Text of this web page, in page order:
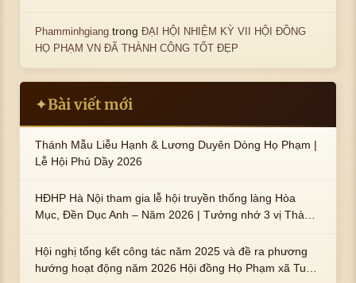
Phamminhgiang trongĐẠI HỘI NHIỆM KỲ VII HỘI ĐỒNG
HỌ PHẠM VN ĐÃ THÀNH CÔNG TỐT ĐẸP
✦Bài viết mới
Thánh Mẫu Liễu Hạnh & Lương Duyên Dòng Họ Phạm |
Lễ Hội Phủ Dầy 2026
HĐHP Hà Nội tham gia lễ hội truyền thống làng Hòa
Mục, Đền Dục Anh – Năm 2026 | Tưởng nhớ 3 vị Thành
trai : ngài Phạm Huy, Phạm Miện
Hội nghị tổng kết công tác năm 2025 và đề ra phương
hướng hoạt động năm 2026 Hội đồng Họ Phạm xã Tuy